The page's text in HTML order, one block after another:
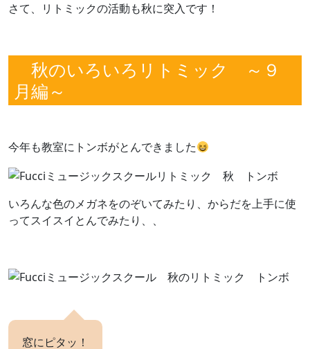
さて、リトミックの活動も秋に突入です！
秋のいろいろリトミック ～９
月編～
今年も教室にトンボがとんできました
いろんな色のメガネをのぞいてみたり、からだを上手に使
ってスイスイとんでみたり、、
窓にピタッ！